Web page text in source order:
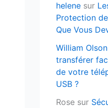
helene sur
Protection
Que Vous
William Olson
transférer
de votre
USB ?
Rose sur